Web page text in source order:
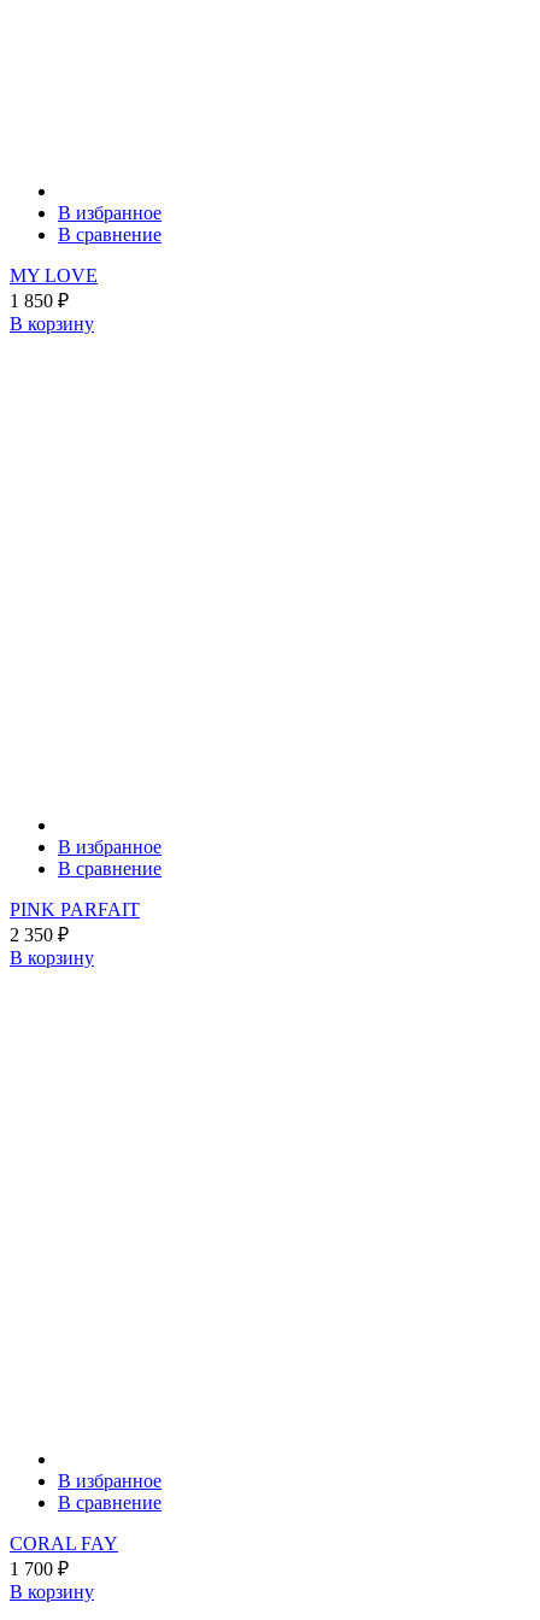
В избранное
В сравнение
MY LOVE
1 850 ₽
В корзину
В избранное
В сравнение
PINK PARFAIT
2 350 ₽
В корзину
В избранное
В сравнение
CORAL FAY
1 700 ₽
В корзину